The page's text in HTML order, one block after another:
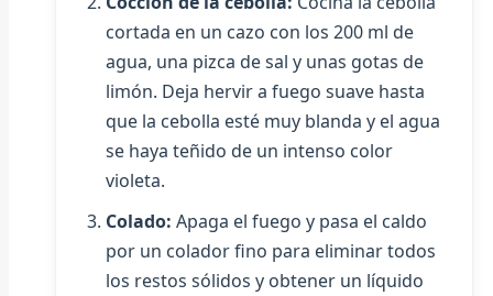
cortada en un cazo con los 200 ml de
agua, una pizca de sal y unas gotas de
limón. Deja hervir a fuego suave hasta
que la cebolla esté muy blanda y el agua
se haya teñido de un intenso color
violeta.
Colado: Apaga el fuego y pasa el caldo
por un colador fino para eliminar todos
los restos sólidos y obtener un líquido